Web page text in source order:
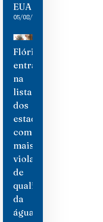
EUA
05/08/2026
Flórida
entra
na
lista
dos
estados
com
mais
violações
de
qualidade
da
água,